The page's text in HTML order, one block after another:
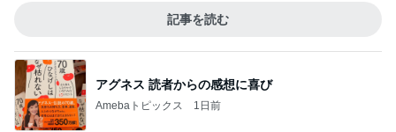
記事を読む
アグネス 読者からの感想に喜び
Amebaトピックス 1日前